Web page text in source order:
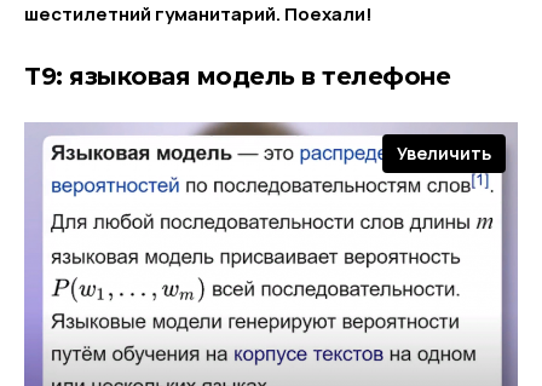
шестилетний гуманитарий. Поехали!
T9: языковая модель в телефоне
Увеличить